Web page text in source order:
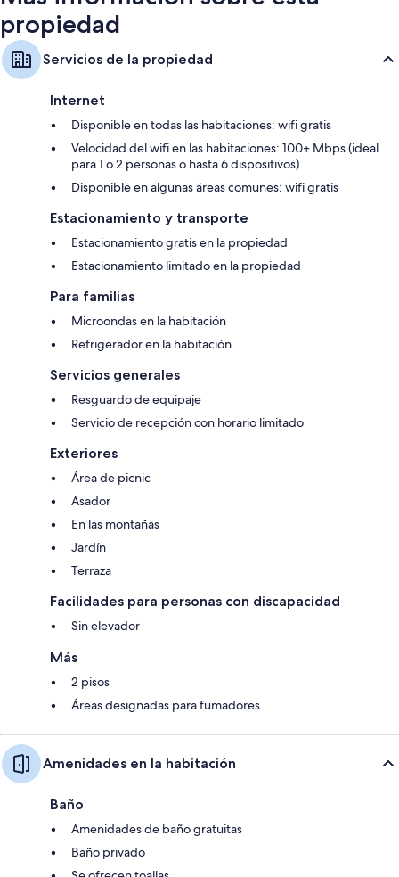
propiedad
Servicios de la propiedad
Internet
Disponible en todas las habitaciones: wifi gratis
Velocidad del wifi en las habitaciones: 100+ Mbps (ideal
para 1 o 2 personas o hasta 6 dispositivos)
Disponible en algunas áreas comunes: wifi gratis
Estacionamiento y transporte
Estacionamiento gratis en la propiedad
Estacionamiento limitado en la propiedad
Para familias
Microondas en la habitación
Refrigerador en la habitación
Servicios generales
Resguardo de equipaje
Servicio de recepción con horario limitado
Exteriores
Área de picnic
Asador
En las montañas
Jardín
Terraza
Facilidades para personas con discapacidad
Sin elevador
Más
2 pisos
Áreas designadas para fumadores
Amenidades en la habitación
Baño
Amenidades de baño gratuitas
Baño privado